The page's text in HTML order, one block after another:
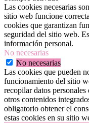
Las cookies necesarias
sitio web funcione
cookies que garantizan
seguridad del sitio web.
información personal.
No necesarias
No necesarias
Las cookies que pueden
funcionamiento del sitio
recopilar datos
otros contenidos
obligatorio obtener el
estas cookies en su sitio